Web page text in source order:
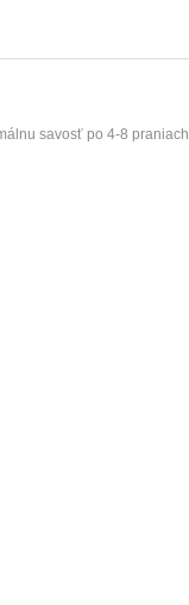
savosť po 4-8 praniach